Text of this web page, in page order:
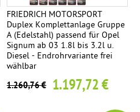
FRIEDRICH MOTORSPORT
Duplex Komplettanlage Gruppe
A (Edelstahl) passend für Opel
Signum ab 03 1.8l bis 3.2l u.
Diesel - Endrohrvariante frei
wählbar
1.260,76 € 1.197,72 €